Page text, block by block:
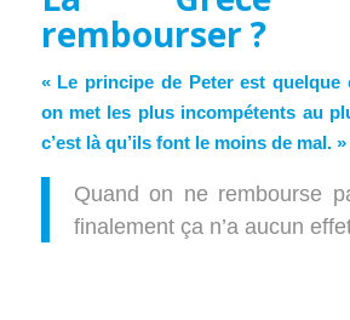
rembourser ?
« Le principe de Peter est quelque
on met les plus incompétents au
c’est là qu’ils font le moins de mal. »
Quand on ne rembourse
finalement ça n’a aucun